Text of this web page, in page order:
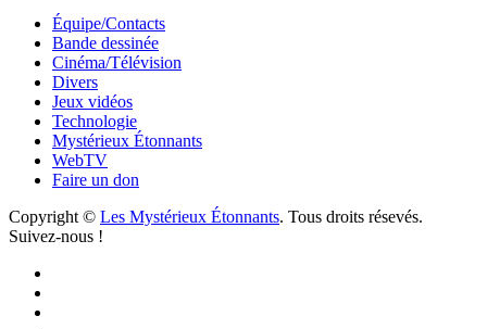
Équipe/Contacts
Bande dessinée
Cinéma/Télévision
Divers
Jeux vidéos
Technologie
Mystérieux Étonnants
WebTV
Faire un don
Copyright © Les Mystérieux Étonnants. Tous droits résevés.
Suivez-nous !